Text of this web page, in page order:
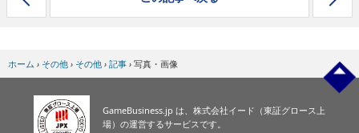
ホーム › その他 › その他 › 記事 › 写真・画像
GameBusiness.jp は、株式会社イード（東証グロース上
場）の運営するサービスです。